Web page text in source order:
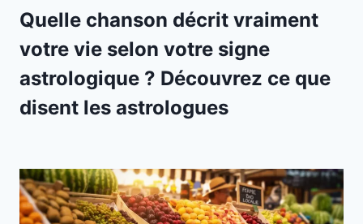
Quelle chanson décrit vraiment
votre vie selon votre signe
astrologique ? Découvrez ce que
disent les astrologues